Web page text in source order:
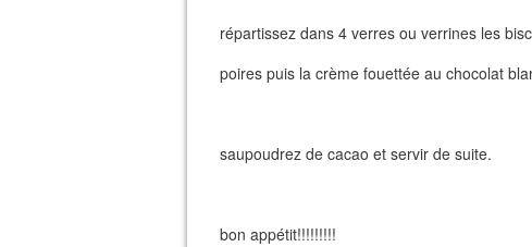
répartissez dans 4 verres ou verrines les
poires puis la crème fouettée au chocolat
saupoudrez de cacao et servir de suite.
bon appétit!!!!!!!!!